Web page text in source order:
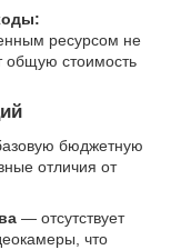
ресурсом не
общую стоимость
бюджетную
отличия от
— отсутствует
что